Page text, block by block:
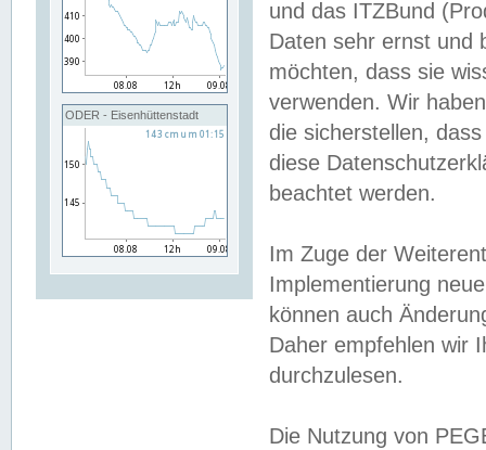
ODER - Eisenhüttenstadt
und das ITZBund
Daten sehr ernst und
möchten, dass sie
verwenden. Wir
die sicherstellen,
diese
beachtet werden.
Im Zuge der
Implementierung
können auch
Daher empfehlen wir
durchzulesen.
Die Nutzung von